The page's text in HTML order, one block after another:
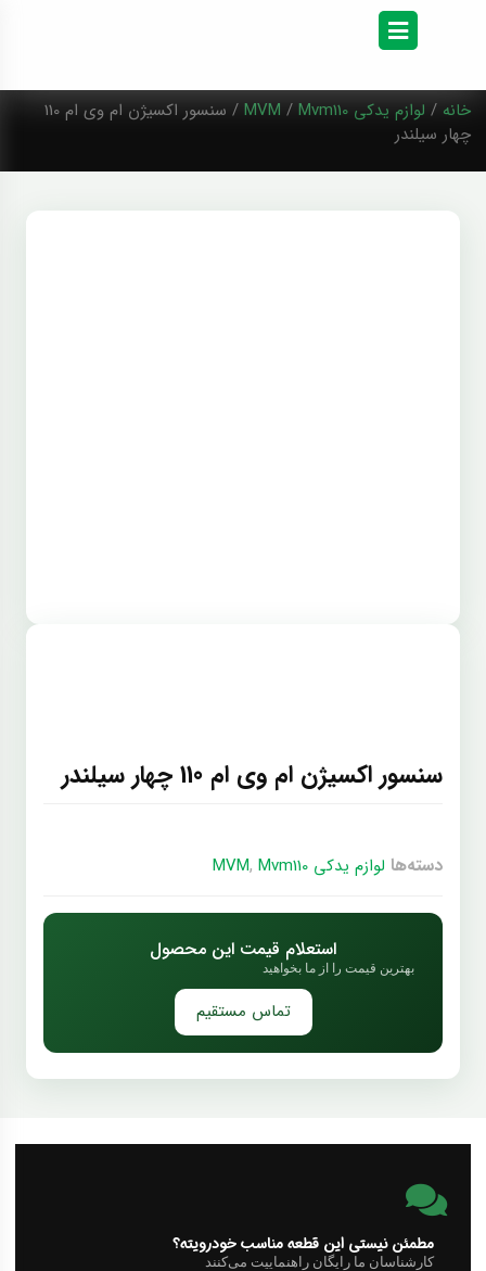
خانه / لوازم یدکی MVM / Mvm110
/ سنسور اکسیژن ام وی ام 110
چهار سیلندر
سنسور اکسیژن ام وی ام 110 چهار سیلندر
دسته‌ها لوازم یدکی MVM , Mvm110
استعلام قیمت این محصول
بهترین قیمت را از ما بخواهید
تماس مستقیم
مطمئن نیستی این قطعه مناسب خودرویته؟
کارشناسان ما رایگان راهنماییت می‌کنند